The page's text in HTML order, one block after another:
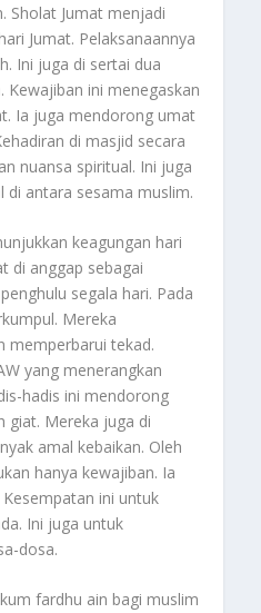
Sholat Jumat menjadi
Jumat. Pelaksanaannya
Ini juga di sertai dua
Kewajiban ini menegaskan
Ia juga mendorong umat
di masjid secara
nuansa spiritual. Ini juga
di antara sesama muslim.
keagungan hari
di anggap sebagai
segala hari. Pada
Mereka
memperbarui tekad.
yang menerangkan
hadis ini mendorong
giat. Mereka juga di
amal kebaikan. Oleh
hanya kewajiban. Ia
ini untuk
Ini juga untuk
dosa.
fardhu ain bagi muslim